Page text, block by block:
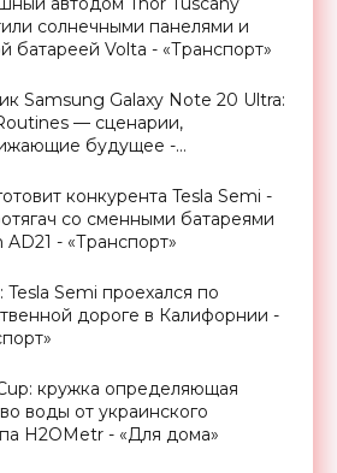
солнечными панелями и
батареей Volta - «Транспорт»
Samsung Galaxy Note 20 Ultra:
— сценарии,
будущее -
конкурента Tesla Semi -
со сменными батареями
AD21 - «Транспорт»
Tesla Semi проехался по
дороге в Калифорнии -
кружка определяющая
воды от украинского
H2OMetr - «Для дома»